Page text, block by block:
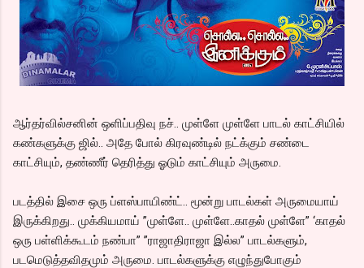
ஆர்தர்வில்சனின் ஒளிப்பதிவு நச்.. முள்ளே முள்ளே பாடல் காட்சியில்
கண்களுக்கு ஜில்.. அதே போல் கிரவுண்டில் நட்க்கும் சண்டை
காட்சியும், தண்ணீர் தெரித்து ஓடும் காட்சியும் அருமை.
படத்தில் இசை ஒரு ப்ளஸ்பாயிண்ட்.. மூன்று பாடல்கள் அருமையாய்
இருக்கிறது.. முக்கியமாய் ”முள்ளே.. முள்ளே..காதல் முள்ளே” ‘காதல்
ஒரு பள்ளிக்கூடம் நண்பா” ”ராஜாதிராஜா இல்ல” பாடல்களும்,
படமெடுத்தவிதமும் அருமை. பாடல்களுக்கு எழுந்துபோகும்